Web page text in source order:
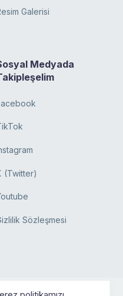
Galerisi
Medyada
(Twitter)
Sözleşmesi